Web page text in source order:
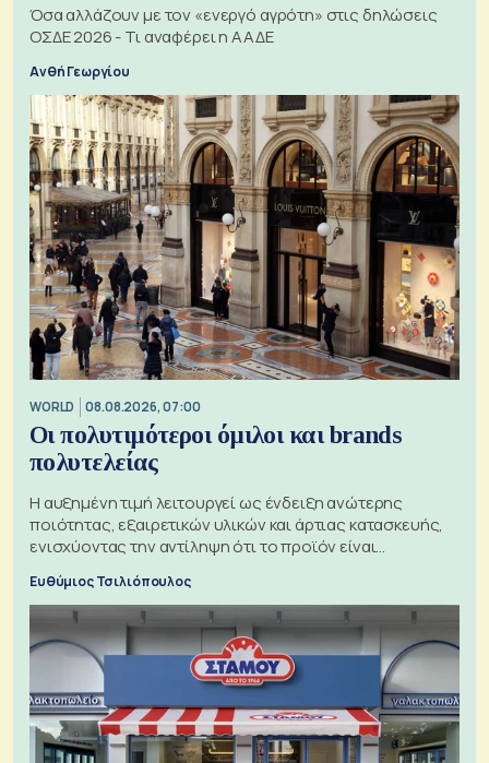
Όσα αλλάζουν με τον «ενεργό αγρότη» στις δηλώσεις
ΟΣΔΕ 2026 - Τι αναφέρει η ΑΑΔΕ
Ανθή Γεωργίου
WORLD 08.08.2026, 07:00
Οι πολυτιμότεροι όμιλοι και brands
πολυτελείας
Η αυξημένη τιμή λειτουργεί ως ένδειξη ανώτερης
ποιότητας, εξαιρετικών υλικών και άρτιας κατασκευής,
ενισχύοντας την αντίληψη ότι το προϊόν είναι
Ευθύμιος Τσιλιόπουλος